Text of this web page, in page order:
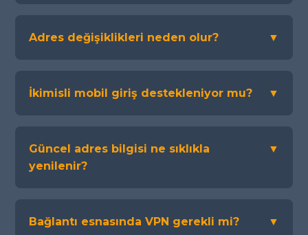
Adres değişiklikleri neden olur? ▼
İkimisli mobil giriş destekleniyor mu? ▼
Güncel adres bilgisi ne sıklıkla
yenilenir?
▼
Bağlantı esnasında VPN gerekli mi? ▼